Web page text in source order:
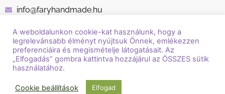
info@faryhandmade.hu
A weboldalunkon cookie-kat használunk, hogy a
legrelevánsabb élményt nyújtsuk Önnek, emlékezzen
preferenciáira és megismételje látogatásait. Az
„Elfogadás” gombra kattintva hozzájárul az ÖSSZES sütik
használatához.
Cookie beállítások Elfogad